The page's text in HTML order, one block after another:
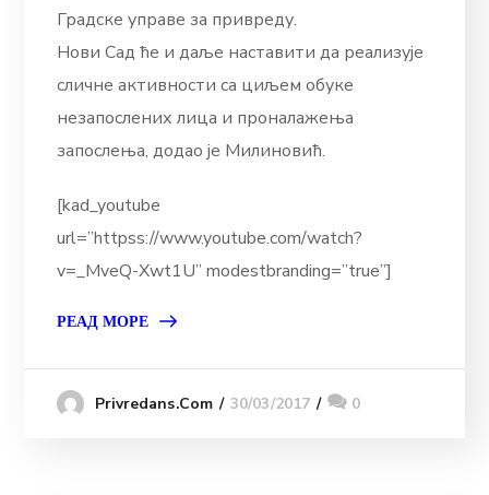
Градске управе за привреду.
Нови Сад ће и даље наставити да реализује
сличне активности са циљем обуке
незапослених лица и проналажења
запослења, додао је Милиновић.
[kad_youtube
url=”httpss://www.youtube.com/watch?
v=_MveQ-Xwt1U” modestbranding=”true”]
РЕАД МОРЕ
Privredans.com 30/03/2017 0